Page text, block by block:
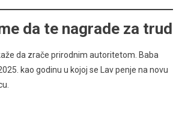
da te nagrade za trud
da zrače prirodnim autoritetom. Baba
kao godinu u kojoj se Lav penje na novu